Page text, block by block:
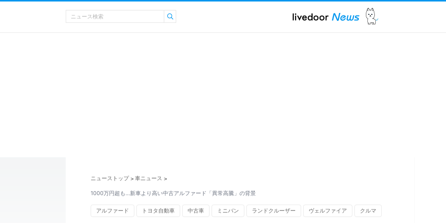
ニューストップ > 車ニュース >
1000万円超も…新車より高い中古アルファード「異常高騰」の背景
アルファード トヨタ自動車 中古車 ミニバン ランドクルーザー ヴェルファイア クルマ